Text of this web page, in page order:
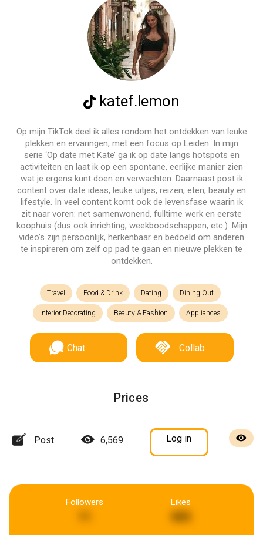
katef.lemon
Op mijn TikTok deel ik alles rondom het ontdekken van leuke
plekken en ervaringen, met een focus op Leiden. In mijn
serie ‘Op date met Kate’ ga ik op date langs hotspots en
activiteiten en laat ik op een spontane, eerlijke manier zien
wat je ergens kunt doen en verwachten. Daarnaast post ik
content over date ideas, leuke uitjes, reizen, eten, beauty en
lifestyle. In veel content komt ook de levensfase waarin ik
zit naar voren: net samenwonend, fulltime werk en eerste
koophuis (dus ook inrichting, weekboodschappen, etc.). Mijn
video’s zijn persoonlijk, herkenbaar en bedoeld om anderen
te inspireren om zelf op pad te gaan en nieuwe plekken te
ontdekken.
Travel Food & Drink Dating Dining Out
Interior Decorating Beauty & Fashion Appliances
Chat Collab
Prices
Post 6,569 Log in
Followers Likes
885